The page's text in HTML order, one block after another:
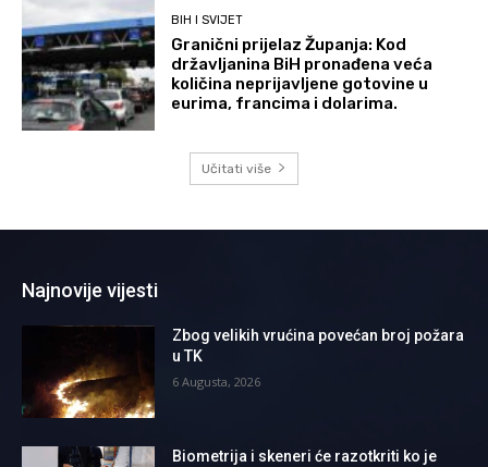
BIH I SVIJET
Granični prijelaz Županja: Kod
državljanina BiH pronađena veća
količina neprijavljene gotovine u
eurima, francima i dolarima.
Učitati više
Najnovije vijesti
Zbog velikih vrućina povećan broj požara
u TK
6 Augusta, 2026
Biometrija i skeneri će razotkriti ko je